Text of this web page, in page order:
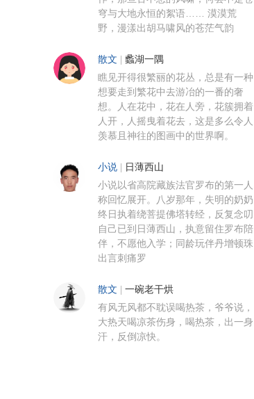
穹与大地永恒的絮语…… 漠漠荒
野，漫漾出胡马啸风的苍茫气韵
散文 蠡湖一隅
瞧见开得很繁丽的花丛，总是有一种
想要走到繁花中去游冶的一番的奢
想。人在花中，花在人旁，花簇拥着
人开，人摇曳着花去，这是多么令人
羡慕且神往的图画中的世界啊。
小说 日薄西山
小说以省高院藏族法官罗布的第一人
称回忆展开。八岁那年，失明的奶奶
终日执着绕菩提佛塔转经，反复念叨
自己已到日薄西山，执意留住罗布陪
伴，不愿他入学；同龄玩伴丹增顿珠
出言刺痛罗
散文 一碗老干烘
有风无风都不耽误喝热茶，爷爷说，
大热天喝凉茶伤身，喝热茶，出一身
汗，反倒凉快。